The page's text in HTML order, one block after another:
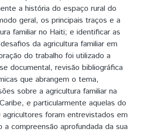
a história do espaço rural do
geral, os principais traços e a
familiar no Haiti; e identificar as
da agricultura familiar em
do trabalho foi utilizado a
documental, revisão bibliográfica
que abrangem o tema,
sobre a agricultura familiar na
e particularmente aquelas do
foram entrevistados em
a compreensão aprofundada da sua